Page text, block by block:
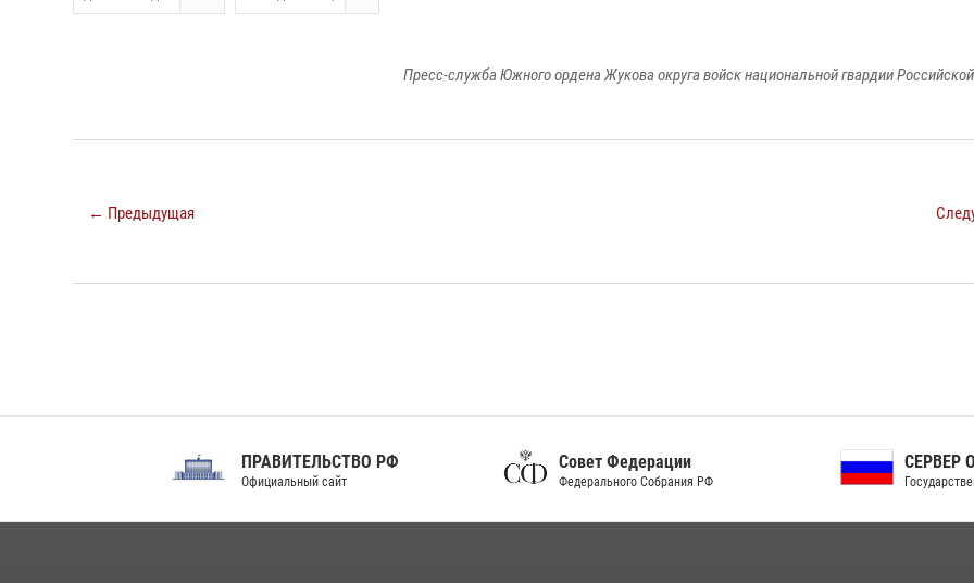
Пресс-служба Южного ордена Жукова округа войск национальной гвардии
← Предыдущая
ПРАВИТЕЛЬСТВО РФ
Официальный сайт
Совет Федерации
Федерального Собрания РФ
СЕРВЕР ОРГАНОВ
Государственной власти РФ